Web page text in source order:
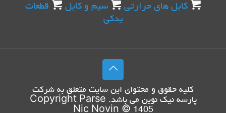
کابل های حرارتی
سیم و کابل
قطعات
یدکی
کليه حقوق و محتوای اين سايت متعلق به شرکت
پارسه نیک نوین می باشد. Copyright Parse
Nic Novin © 1405